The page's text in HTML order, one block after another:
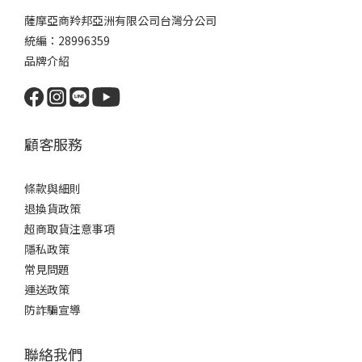
薩摩亞商羚邦亞洲有限公司台灣分公司
統編：28996359
品牌介紹
顧客服務
條款與細則
退換貨政策
超商取貨注意事項
隱私政策
常見問題
運送政策
防詐騙宣導
聯絡我們